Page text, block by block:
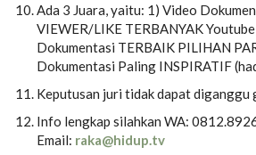
Ada 3 Juara, yaitu: 1) Video
VIEWER/LIKE TERBANYAK
Dokumentasi TERBAIK PILIHAN
Dokumentasi Paling INSPIRATIF
Keputusan juri tidak dapat diganggu
Info lengkap silahkan WA:
Email: raka@hidup.tv